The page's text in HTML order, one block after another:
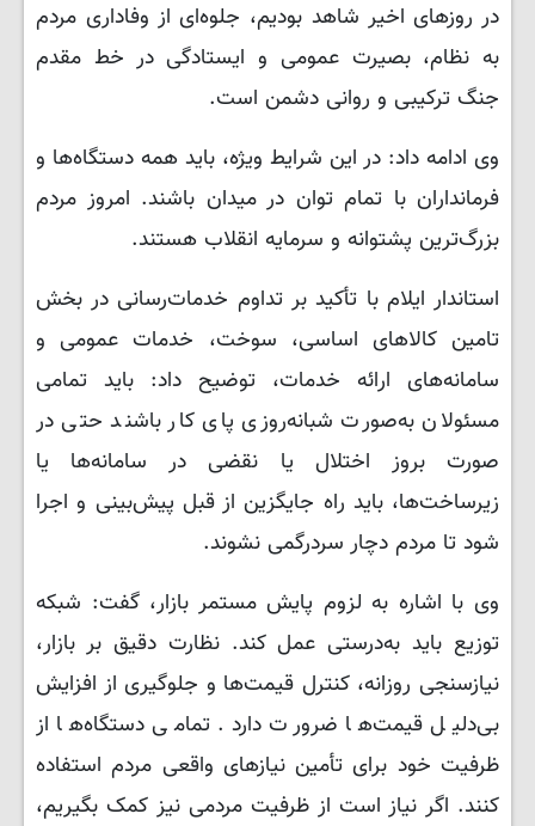
در روزهای اخیر شاهد بودیم، جلوه‌ای از وفاداری مردم
به نظام، بصیرت عمومی و ایستادگی در خط مقدم
جنگ ترکیبی و روانی دشمن است.
وی ادامه داد: در این شرایط ویژه، باید همه دستگاه‌ها و
فرمانداران با تمام توان در میدان باشند. امروز مردم
بزرگ‌ترین پشتوانه و سرمایه انقلاب هستند.
استاندار ایلام با تأکید بر تداوم خدمات‌رسانی در بخش
تامین کالاهای اساسی، سوخت، خدمات عمومی و
سامانه‌های ارائه خدمات، توضیح داد: باید تمامی
مسئولان به‌صورت شبانه‌روزی پای کار باشند حتی در
صورت بروز اختلال یا نقضی در سامانه‌ها یا
زیرساخت‌ها، باید راه جایگزین از قبل پیش‌بینی و اجرا
شود تا مردم دچار سردرگمی نشوند.
وی با اشاره به لزوم پایش مستمر بازار، گفت: شبکه
توزیع باید به‌درستی عمل کند. نظارت دقیق بر بازار،
نیازسنجی روزانه، کنترل قیمت‌ها و جلوگیری از افزایش
بی‌دلیل قیمت‌ها ضرورت دارد. تمامی دستگاه‌ها از
ظرفیت خود برای تأمین نیازهای واقعی مردم استفاده
کنند. اگر نیاز است از ظرفیت مردمی نیز کمک بگیریم،